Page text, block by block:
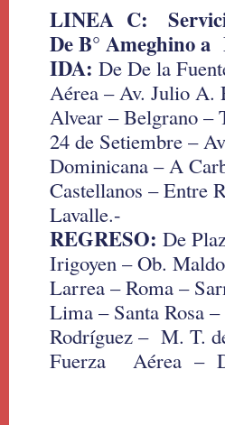
LINEA C:
De B° Ameghino a
IDA: De De la
Aérea – Av. Julio A.
Alvear – Belgrano –
24 de Setiembre –
Dominicana – A
Castellanos – Entre
Lavalle.-
REGRESO: De
Irigoyen – Ob.
Larrea – Roma –
Lima – Santa Rosa
Rodríguez – M.
Fuerza Aérea –